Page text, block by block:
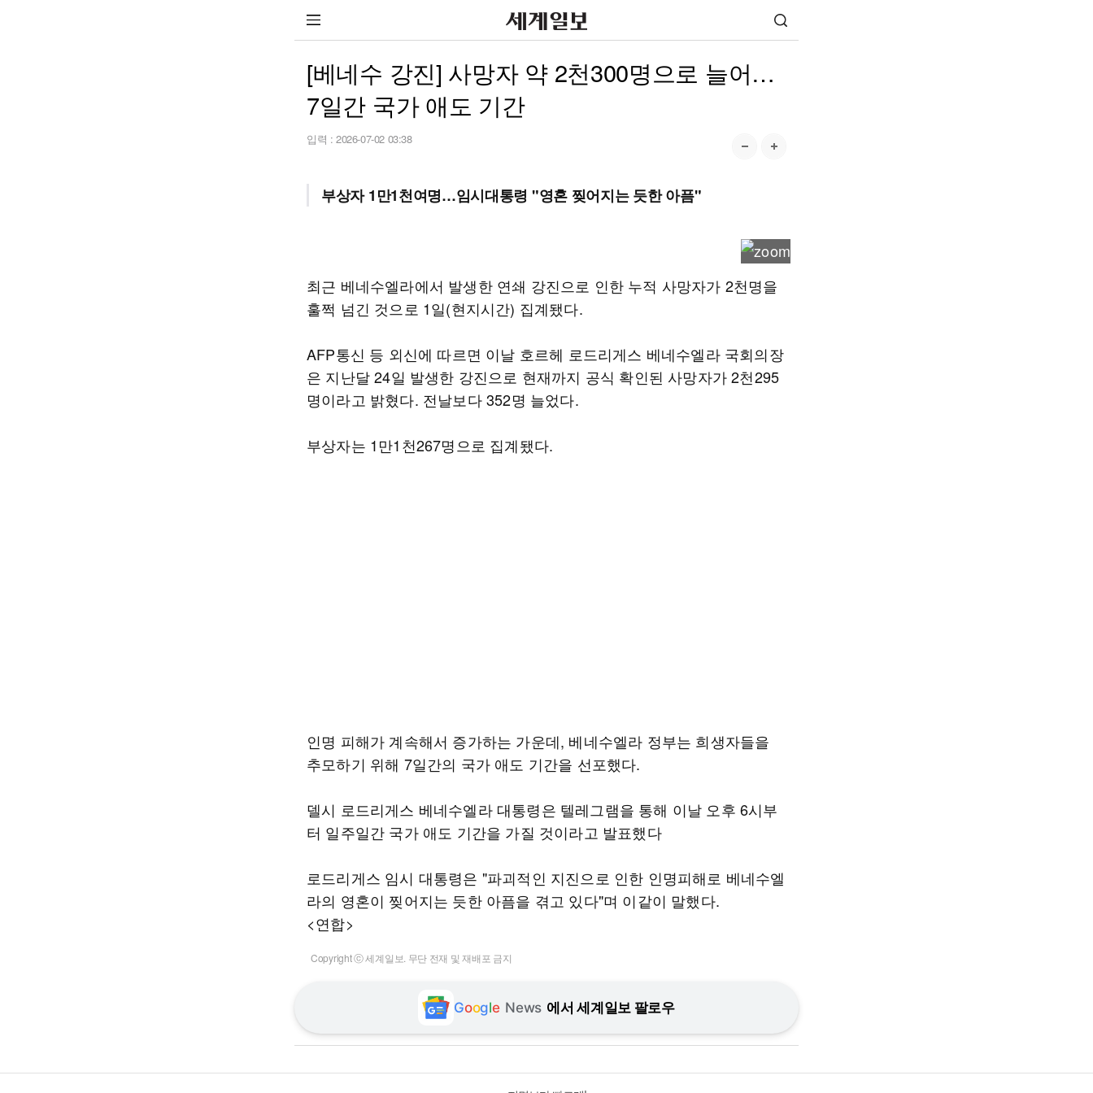
[베네수 강진] 사망자 약 2천300명으로 늘어…
7일간 국가 애도 기간
입력 : 2026-07-02 03:38
부상자 1만1천여명…임시대통령 "영혼 찢어지는 듯한 아픔"
최근 베네수엘라에서 발생한 연쇄 강진으로 인한 누적 사망자가 2천명을
훌쩍 넘긴 것으로 1일(현지시간) 집계됐다.
AFP통신 등 외신에 따르면 이날 호르헤 로드리게스 베네수엘라 국회의장
은 지난달 24일 발생한 강진으로 현재까지 공식 확인된 사망자가 2천295
명이라고 밝혔다. 전날보다 352명 늘었다.
부상자는 1만1천267명으로 집계됐다.
인명 피해가 계속해서 증가하는 가운데, 베네수엘라 정부는 희생자들을
추모하기 위해 7일간의 국가 애도 기간을 선포했다.
델시 로드리게스 베네수엘라 대통령은 텔레그램을 통해 이날 오후 6시부
터 일주일간 국가 애도 기간을 가질 것이라고 발표했다
로드리게스 임시 대통령은 "파괴적인 지진으로 인한 인명피해로 베네수엘
라의 영혼이 찢어지는 듯한 아픔을 겪고 있다"며 이같이 말했다.
<연합>
Copyright ⓒ 세계일보. 무단 전재 및 재배포 금지
Google News 에서 세계일보 팔로우